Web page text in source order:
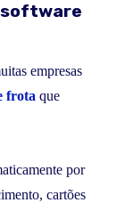
empresas
frota que
por
cartões